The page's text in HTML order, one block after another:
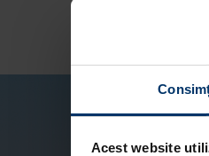
Acest website